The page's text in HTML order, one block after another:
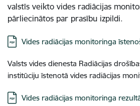
valstīs veikto vides radiācijas
pārliecinātos par prasību izpildi.
Lejupielādēt:
Vides radiācijas monitoringa
Valsts vides dienesta Radiācijas
institūciju īstenotā vides radiācijas
Lejupielādēt:
Vides radiācijas monitoringa